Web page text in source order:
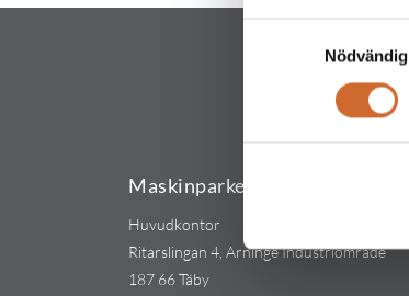
Nödvändig
Maskinparken Sverige AB
Huvudkontor
Ritarslingan 4, Arninge Industriområde
187 66 Täby